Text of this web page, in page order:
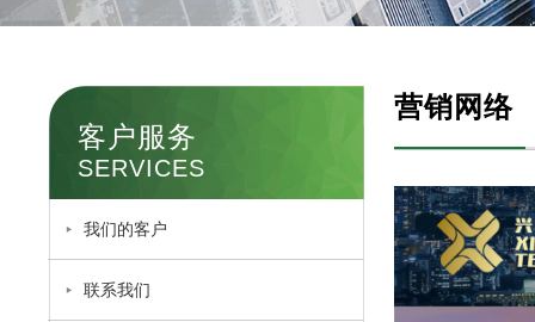
客户服务
SERVICES
我们的客户
联系我们
营销网络